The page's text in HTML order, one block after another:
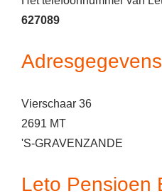
627089
Adresgegevens
Vierschaar 36
2691 MT
'S-GRAVENZANDE
Leto Pensioen